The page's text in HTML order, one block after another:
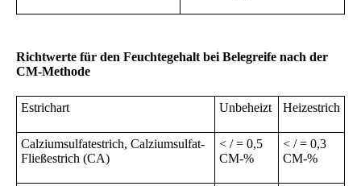
Richtwerte für den Feuchtegehalt bei Belegreife nach der
CM-Methode
Estrichart Unbeheizt Heizestrich
Calziumsulfatestrich, Calziumsulfat-
Fließestrich (CA)
< / = 0,5
CM-%
< / = 0,3
CM-%